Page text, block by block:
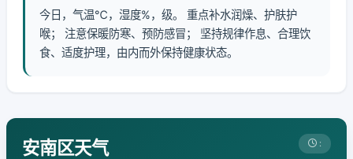
今日，气温℃，湿度%，级。 重点补水润燥、护肤护
喉； 注意保暖防寒、预防感冒； 坚持规律作息、合理饮
食、适度护理，由内而外保持健康状态。
安南区天气 :